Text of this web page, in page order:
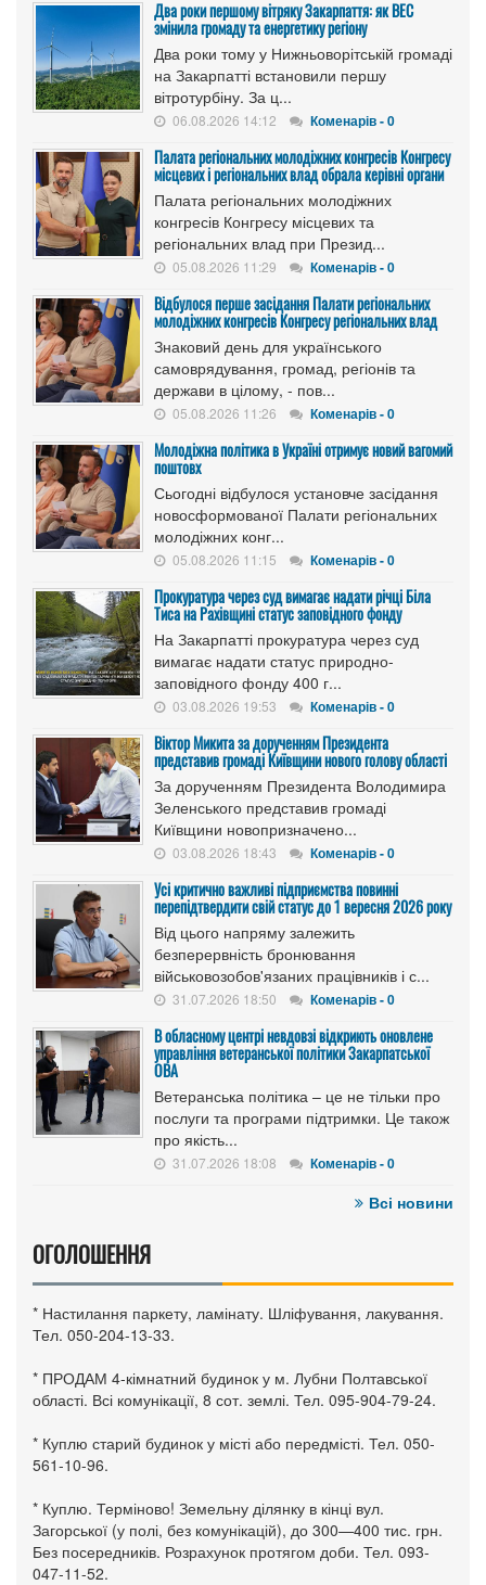
Два роки першому вітряку Закарпаття: як ВЕС
змінила громаду та енергетику регіону
Два роки тому у Нижньоворітській громаді
на Закарпатті встановили першу
вітротурбіну. За ц...
06.08.2026 14:12 Коменарів - 0
Палата регіональних молодіжних конгресів Конгресу
місцевих і регіональних влад обрала керівні органи
Палата регіональних молодіжних
конгресів Конгресу місцевих та
регіональних влад при Презид...
05.08.2026 11:29 Коменарів - 0
Відбулося перше засідання Палати регіональних
молодіжних конгресів Конгресу регіональних влад
Знаковий день для українського
самоврядування, громад, регіонів та
держави в цілому, - пов...
05.08.2026 11:26 Коменарів - 0
Молодіжна політика в Україні отримує новий вагомий
поштовх
Сьогодні відбулося установче засідання
новосформованої Палати регіональних
молодіжних конг...
05.08.2026 11:15 Коменарів - 0
Прокуратура через суд вимагає надати річці Біла
Тиса на Рахівщині статус заповідного фонду
На Закарпатті прокуратура через суд
вимагає надати статус природно-
заповідного фонду 400 г...
03.08.2026 19:53 Коменарів - 0
Віктор Микита за дорученням Президента
представив громаді Київщини нового голову області
За дорученням Президента Володимира
Зеленського представив громаді
Київщини новопризначено...
03.08.2026 18:43 Коменарів - 0
Усі критично важливі підприємства повинні
перепідтвердити свій статус до 1 вересня 2026 року
Від цього напряму залежить
безперервність бронювання
військовозобов'язаних працівників і с...
31.07.2026 18:50 Коменарів - 0
В обласному центрі невдовзі відкриють оновлене
управління ветеранської політики Закарпатської
ОВА
Ветеранська політика – це не тільки про
послуги та програми підтримки. Це також
про якість...
31.07.2026 18:08 Коменарів - 0
Всі новини
ОГОЛОШЕННЯ
* Настилання паркету, ламінату. Шліфування, лакування.
Тел. 050-204-13-33.
* ПРОДАМ 4-кімнатний будинок у м. Лубни Полтавської
області. Всі комунікації, 8 сот. землі. Тел. 095-904-79-24.
* Куплю старий будинок у місті або передмісті. Тел. 050-
561-10-96.
* Куплю. Терміново! Земельну ділянку в кінці вул.
Загорської (у полі, без комунікацій), до 300—400 тис. грн.
Без посередників. Розрахунок протягом доби. Тел. 093-
047-11-52.